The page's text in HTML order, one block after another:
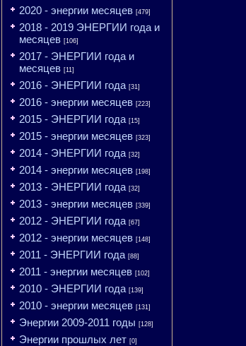
2020 - энергии месяцев [479]
2018 - 2019 ЭНЕРГИИ года и
месяцев [106]
2017 - ЭНЕРГИИ года и
месяцев [11]
2016 - ЭНЕРГИИ года [31]
2016 - энергии месяцев [223]
2015 - ЭНЕРГИИ года [15]
2015 - энергии месяцев [323]
2014 - ЭНЕРГИИ года [32]
2014 - энергии месяцев [198]
2013 - ЭНЕРГИИ года [32]
2013 - энергии месяцев [339]
2012 - ЭНЕРГИИ года [67]
2012 - энергии месяцев [148]
2011 - ЭНЕРГИИ года [88]
2011 - энергии месяцев [102]
2010 - ЭНЕРГИИ года [139]
2010 - энергии месяцев [131]
Энергии 2009-2011 годы [128]
Энергии прошлых лет [0]